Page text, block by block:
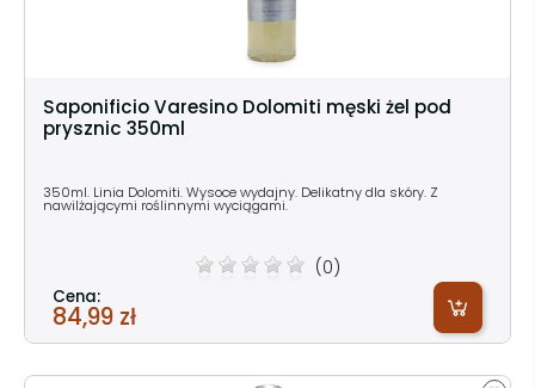
Saponificio Varesino Dolomiti męski żel pod
prysznic 350ml
350ml. Linia Dolomiti. Wysoce wydajny. Delikatny dla skóry. Z
nawilżającymi roślinnymi wyciągami.
(0)
Cena:
84,99 zł